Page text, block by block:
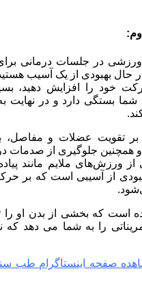
ورزشی در جلسات درمانی
بهبودی از یک آسیب
خود را افزایش دهید،
بستگی دارد و در نهایت
بر تقویت عضلات و مفاصل،
همچنین جلوگیری از صدمات
از ورزش‌های ملایم مانند
از آسیبی است که بر
است که بخشی از بدن او را
را به شما می دهد که
صفحه اینستاگرام طب